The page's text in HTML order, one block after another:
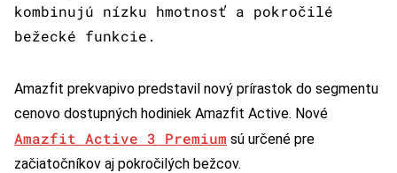
kombinujú nízku hmotnosť a pokročilé
bežecké funkcie.
Amazfit prekvapivo predstavil nový prírastok do segmentu
cenovo dostupných hodiniek Amazfit Active. Nové
Amazfit Active 3 Premium sú určené pre
začiatočníkov aj pokročilých bežcov.